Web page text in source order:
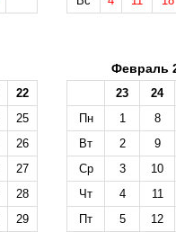
22
25
26
27
28
29
Февраль
23 24
Пн
1 8
Вт
2 9
Ср
3 10
Чт
4 11
Пт
5 12